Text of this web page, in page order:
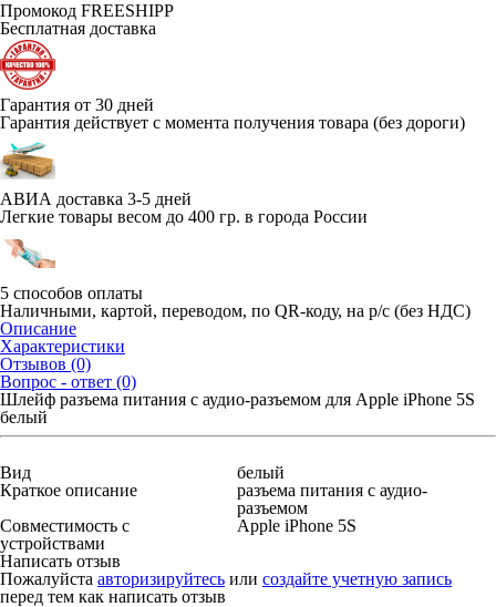
Промокод FREESHIPP
Бесплатная доставка
Гарантия от 30 дней
Гарантия действует с момента получения товара (без дороги)
АВИА доставка 3-5 дней
Легкие товары весом до 400 гр. в города России
5 способов оплаты
Наличными, картой, переводом, по QR-коду, на р/с (без НДС)
Описание
Характеристики
Отзывов (0)
Вопрос - ответ (0)
Шлейф разъема питания с аудио-разъемом для Apple iPhone 5S
белый
Вид
белый
Краткое описание
разъема питания с аудио-
разъемом
Совместимость с
устройствами
Apple iPhone 5S
Написать отзыв
Пожалуйста авторизируйтесь или создайте учетную запись
перед тем как написать отзыв